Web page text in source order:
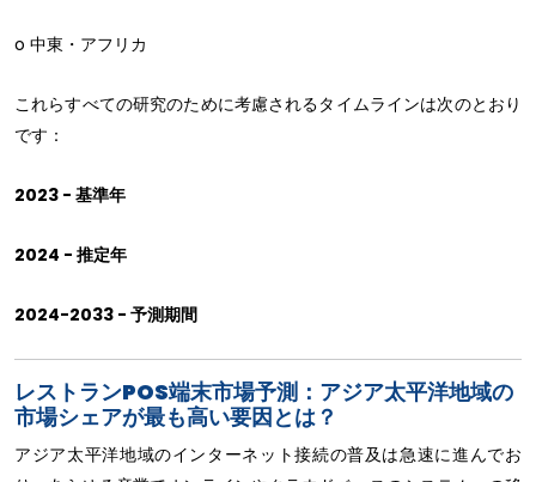
o 中東・アフリカ
これらすべての研究のために考慮されるタイムラインは次のとおり
です：
2023 - 基準年
2024 - 推定年
2024-2033 - 予測期間
レストランPOS端末市場予測：アジア太平洋地域の
市場シェアが最も高い要因とは？
アジア太平洋地域のインターネット接続の普及は急速に進んでお